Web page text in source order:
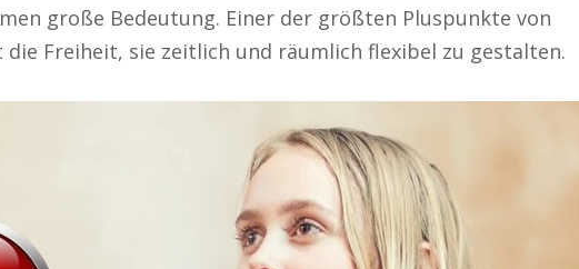
große Bedeutung. Einer der größten Pluspunkte von
Freiheit, sie zeitlich und räumlich flexibel zu gestalten.